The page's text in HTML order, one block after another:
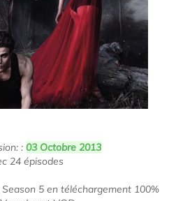
: 03 Octobre 2013
24 épisodes
5 en téléchargement 100%